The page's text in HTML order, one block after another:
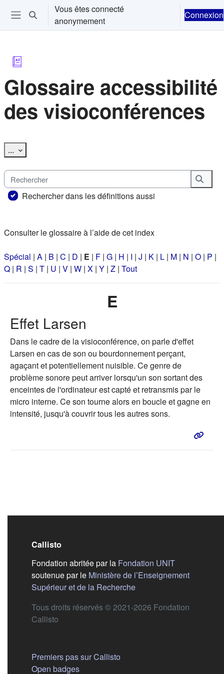
Passer au contenu principal
Ouvrir le menu de navigation
Activer/désactiver la saisie de recherche
Vous êtes connecté
anonymement
Connexion
Glossaire accessibilité
des visioconférences
... Exporter des articles
Rechercher
Rechercher dans les définitions aussi
Consulter le glossaire à l’aide de cet index
Spécial | A | B | C | D | E | F | G | H | I | J | K | L | M | N | O | P |
Q | R | S | T | U | V | W | X | Y | Z | Tout
E
Effet Larsen
Dans le cadre de la visioconférence, on parle d'effet
Larsen en cas de son ou bourdonnement perçant,
agaçant et potentiellement nuisible. Ce genre de
problème sonore peut arriver lorsqu'un son sortant des
enceintes de l'ordinateur est capté et retransmis par le
micro interne. Ce son tourne alors en boucle et gagne en
intensité, jusqu'à couvrir tous les autres sons.
Callisto
Fondation abritée par la Fondation UNIT(s'ouvre
soutenue par le Ministère de l’Enseignement
Supérieur et de la Recherche(s'ouvre dans un nouvel
Tous droits réservés © 2021-2026 Fondation
Callisto
Premiers pas sur Callisto
Open badges